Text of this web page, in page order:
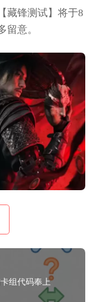
藏锋测试】将于8
留意。
组代码奉上